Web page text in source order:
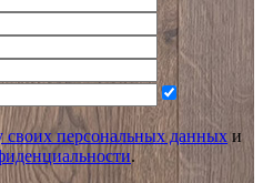
своих персональных данныхи
.